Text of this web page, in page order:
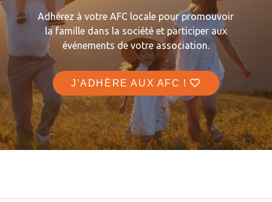
Adhérez à votre AFC locale pour promouvoir
la famille dans la société et participer aux
événements de votre association.
J’ADHÈRE AUX AFC !